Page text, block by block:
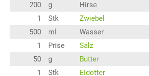
200 g
Hirse
1
Stk
Zwiebel
500
ml
Wasser
1
Prise
Salz
50
g
Butter
1
Stk
Eidotter